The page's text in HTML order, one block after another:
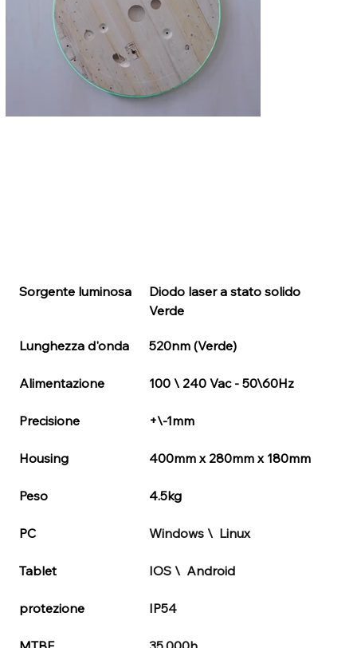
Sorgente luminosa
Diodo laser a stato solido
Verde
Lunghezza d'onda 520nm (Verde)
Alimentazione 100 \ 240 Vac - 50\60Hz
Precisione +\-1mm
Housing 400mm x 280mm x 180mm
Peso 4.5kg
PC Windows \  Linux
Tablet IOS \  Android
protezione IP54